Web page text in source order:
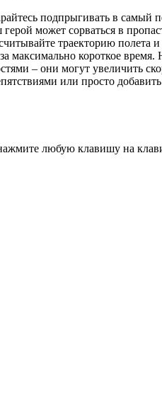
подпрыгивать в самый
герой может сорваться в
траекторию полета
максимально короткое время.
– они могут увеличить
или просто
любую клавишу на